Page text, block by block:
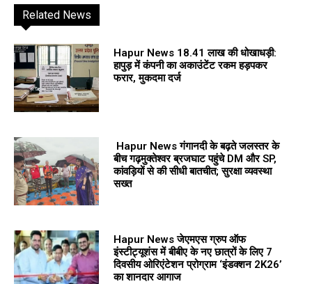
Related News
Hapur News 18.41 लाख की धोखाधड़ी:
हापुड़ में कंपनी का अकाउंटेंट रकम हड़पकर
फरार, मुकदमा दर्ज
Hapur News गंगानदी के बढ़ते जलस्तर के
बीच गढ़मुक्तेश्वर ब्रजघाट पहुंचे DM और SP,
कांवड़ियों से की सीधी बातचीत; सुरक्षा व्यवस्था
सख्त
Hapur News जेएमएस ग्रुप ऑफ
इंस्टीट्यूशंस में बीबीए के नए छात्रों के लिए 7
दिवसीय ओरिएंटेशन प्रोग्राम ‘इंडक्शन 2K26’
का शानदार आगाज